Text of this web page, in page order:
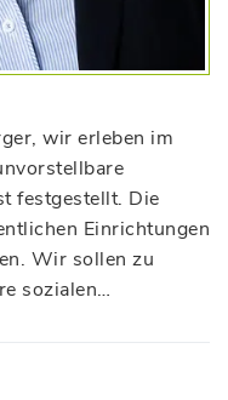
wir erleben im
festgestellt. Die
Einrichtungen
Wir sollen zu
sozialen…